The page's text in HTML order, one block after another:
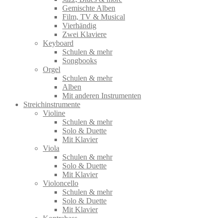
Gemischte Alben
Film, TV & Musical
Vierhändig
Zwei Klaviere
Keyboard
Schulen & mehr
Songbooks
Orgel
Schulen & mehr
Alben
Mit anderen Instrumenten
Streichinstrumente
Violine
Schulen & mehr
Solo & Duette
Mit Klavier
Viola
Schulen & mehr
Solo & Duette
Mit Klavier
Violoncello
Schulen & mehr
Solo & Duette
Mit Klavier